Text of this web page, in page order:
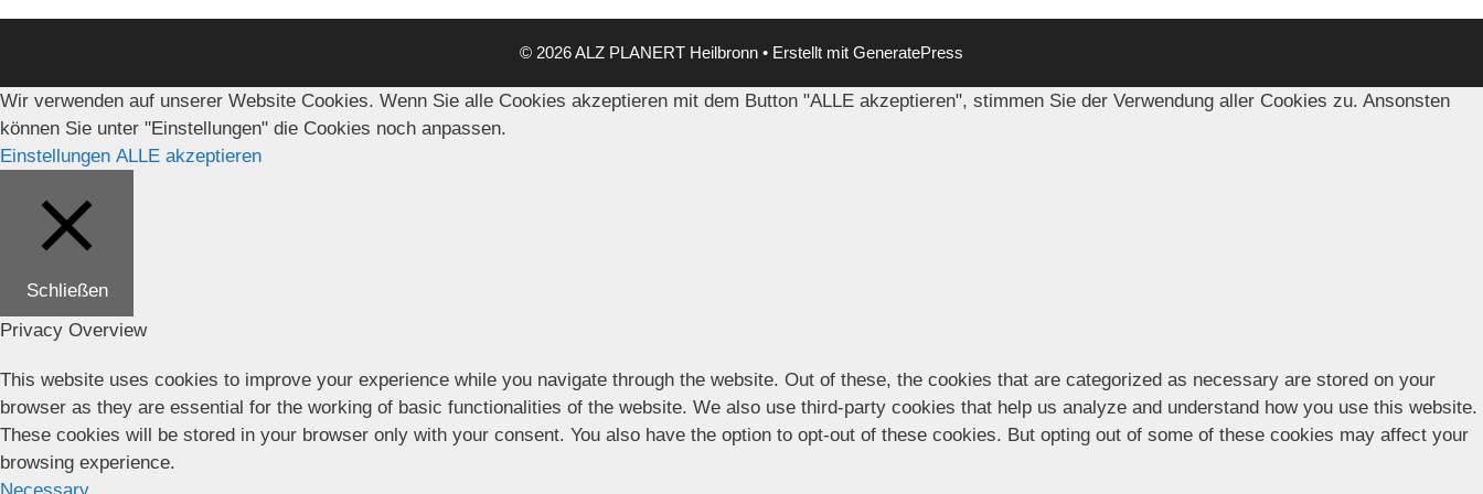
© 2026 ALZ PLANERT Heilbronn • Erstellt mit GeneratePress
Wir verwenden auf unserer Website Cookies. Wenn Sie alle Cookies akzeptieren mit dem Button "ALLE akzeptieren", stimmen Sie der Verwendung aller Cookies zu. Ansonsten
können Sie unter "Einstellungen" die Cookies noch anpassen.
Einstellungen ALLE akzeptieren
Schließen
Privacy Overview
This website uses cookies to improve your experience while you navigate through the website. Out of these, the cookies that are categorized as necessary are stored on your
browser as they are essential for the working of basic functionalities of the website. We also use third-party cookies that help us analyze and understand how you use this website.
These cookies will be stored in your browser only with your consent. You also have the option to opt-out of these cookies. But opting out of some of these cookies may affect your
browsing experience.
Necessary